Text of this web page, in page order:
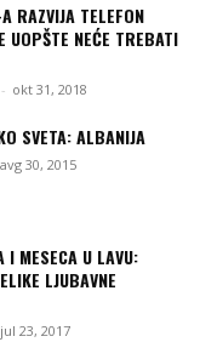
RAZVIJA TELEFON
UOPŠTE NEĆE TREBATI
- okt 31, 2018
SVETA: ALBANIJA
avg 30, 2015
I MESECA U LAVU:
LJUBAVNE
jul 23, 2017